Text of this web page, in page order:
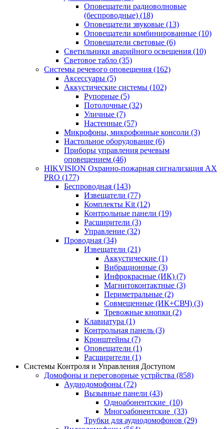
Оповещатели радиоволновые
(беспроводные) (18)
Оповещатели звуковые (13)
Оповещатели комбинированные (10)
Оповещатели световые (6)
Светильники аварийного освещения (10)
Световое табло (35)
Системы речевого оповещения (162)
Аксессуары (5)
Аккустические системы (102)
Рупорные (5)
Потолочные (32)
Уличные (7)
Настенные (57)
Микрофоны, микрофонные консоли (3)
Настольное оборудование (6)
Приборы управления речевым
оповещением (46)
HIKVISION Охранно-пожарная сигнализация AX
PRO (177)
Беспроводная (143)
Извещатели (77)
Комплекты Kit (12)
Контрольные панели (19)
Расширители (3)
Управление (32)
Проводная (34)
Извещатели (21)
Аккустические (1)
Вибрационные (3)
Инфрокрасные (ИК) (7)
Магнитоконтактные (3)
Периметральные (2)
Совмещенные (ИК+СВЧ) (3)
Тревожные кнопки (2)
Клавиатура (1)
Контрольная панель (3)
Кронштейны (7)
Оповещатели (1)
Расширители (1)
Системы Контроля и Управления Доступом
Домофоны и переговорные устрйства (858)
Аудиодомофоны (72)
Вызывные панели (43)
Одноабонентские (10)
Многоабонентские (33)
Трубки для аудиодомофонов (29)